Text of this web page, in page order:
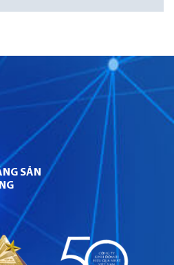
SẢN